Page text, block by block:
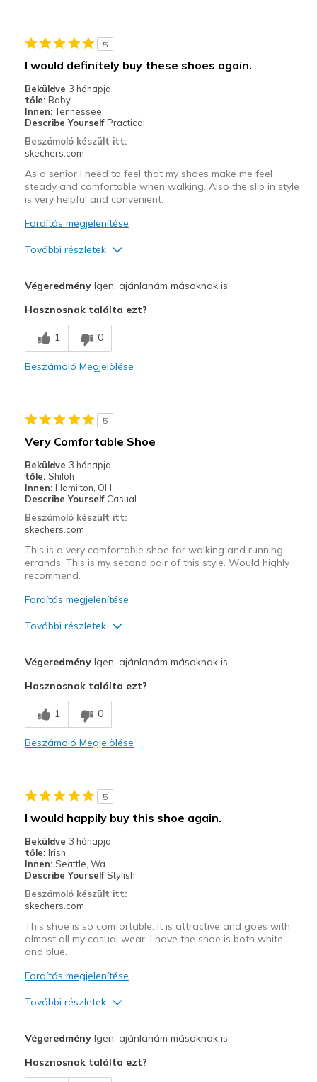
Feels true to size
View On Shoes
5
I would definitely buy these shoes again.
Beküldve 3 hónapja
tőle: Baby
Innen: Tennessee
Describe Yourself Practical
Beszámoló készült itt:
skechers.com
As a senior I need to feel that my shoes make me feel
steady and comfortable when walking. Also the slip in style
is very helpful and convenient.
Fordítás megjelenítése
További részletek
Comfortable
Stylish
Going Out
Width
Sizing
Feels true to size
View On Shoes
Shoes are for Wearing
VégeredményIgen, ajánlanám másoknak is
Hasznosnak találta ezt?
1 0
Beszámoló Megjelölése
5
Very Comfortable Shoe
Beküldve 3 hónapja
tőle: Shiloh
Innen: Hamilton, OH
Describe Yourself Casual
Beszámoló készült itt:
skechers.com
This is a very comfortable shoe for walking and running
errands. This is my second pair of this style. Would highly
recommend.
Fordítás megjelenítése
További részletek
Comfortable
Stylish
Travel
Width
Sizing
View On Shoes
Shoes are for Wearing
VégeredményIgen, ajánlanám másoknak is
Hasznosnak találta ezt?
1 0
Beszámoló Megjelölése
5
I would happily buy this shoe again.
Beküldve 3 hónapja
tőle: Irish
Innen: Seattle, Wa
Describe Yourself Stylish
Beszámoló készült itt:
skechers.com
This shoe is so comfortable. It is attractive and goes with
almost all my casual wear. I have the shoe is both white
and blue.
Fordítás megjelenítése
További részletek
Breathe Well
VégeredményIgen, ajánlanám másoknak is
Hasznosnak találta ezt?